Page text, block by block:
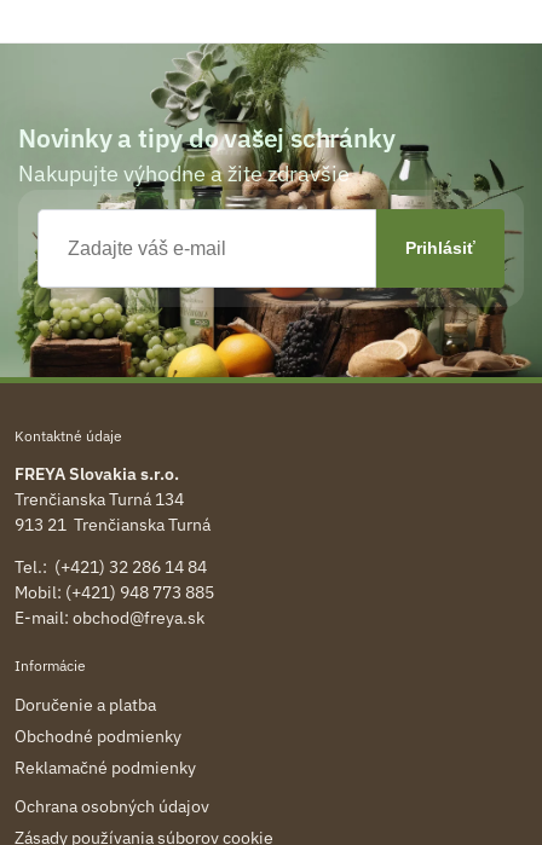
Novinky a tipy do vašej schránky
Nakupujte výhodne a žite zdravšie
Kontaktné údaje
FREYA Slovakia s.r.o.
Trenčianska Turná 134
913 21 Trenčianska Turná
Tel.: (+421) 32 286 14 84
Mobil: (+421) 948 773 885
E-mail: obchod@freya.sk
Informácie
Doručenie a platba
Obchodné podmienky
Reklamačné podmienky
Ochrana osobných údajov
Zásady používania súborov cookie